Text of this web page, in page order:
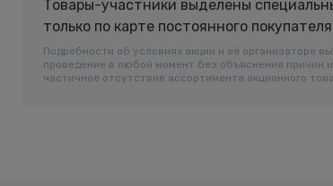
Товары-участники выделены
только по карте постоянного
Подробности об условиях акции и её организаторе
проведение в любой момент без объяснения причин
частичное отсутствие ассортимента акционного